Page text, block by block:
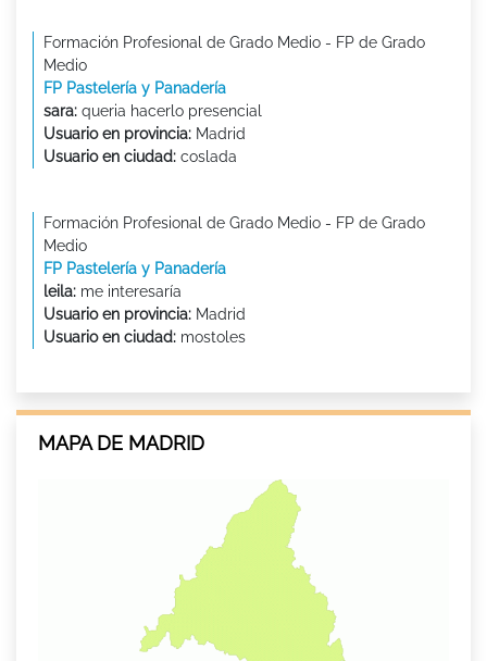
Formación Profesional de Grado Medio - FP de Grado
Medio
FP Pastelería y Panadería
sara: queria hacerlo presencial
Usuario en provincia: Madrid
Usuario en ciudad: coslada
Formación Profesional de Grado Medio - FP de Grado
Medio
FP Pastelería y Panadería
leila: me interesaría
Usuario en provincia: Madrid
Usuario en ciudad: mostoles
MAPA DE MADRID